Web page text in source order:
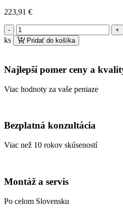
223,91 €
množstvo
Adwa
AD14
pH
a
meter
ks Pridať do košíka
Najlepší pomer ceny a
Viac hodnoty za vaše peniaze
Bezplatná konzultácia
Viac než 10 rokov skúseností
Montáž a servis
Po celom Slovensku